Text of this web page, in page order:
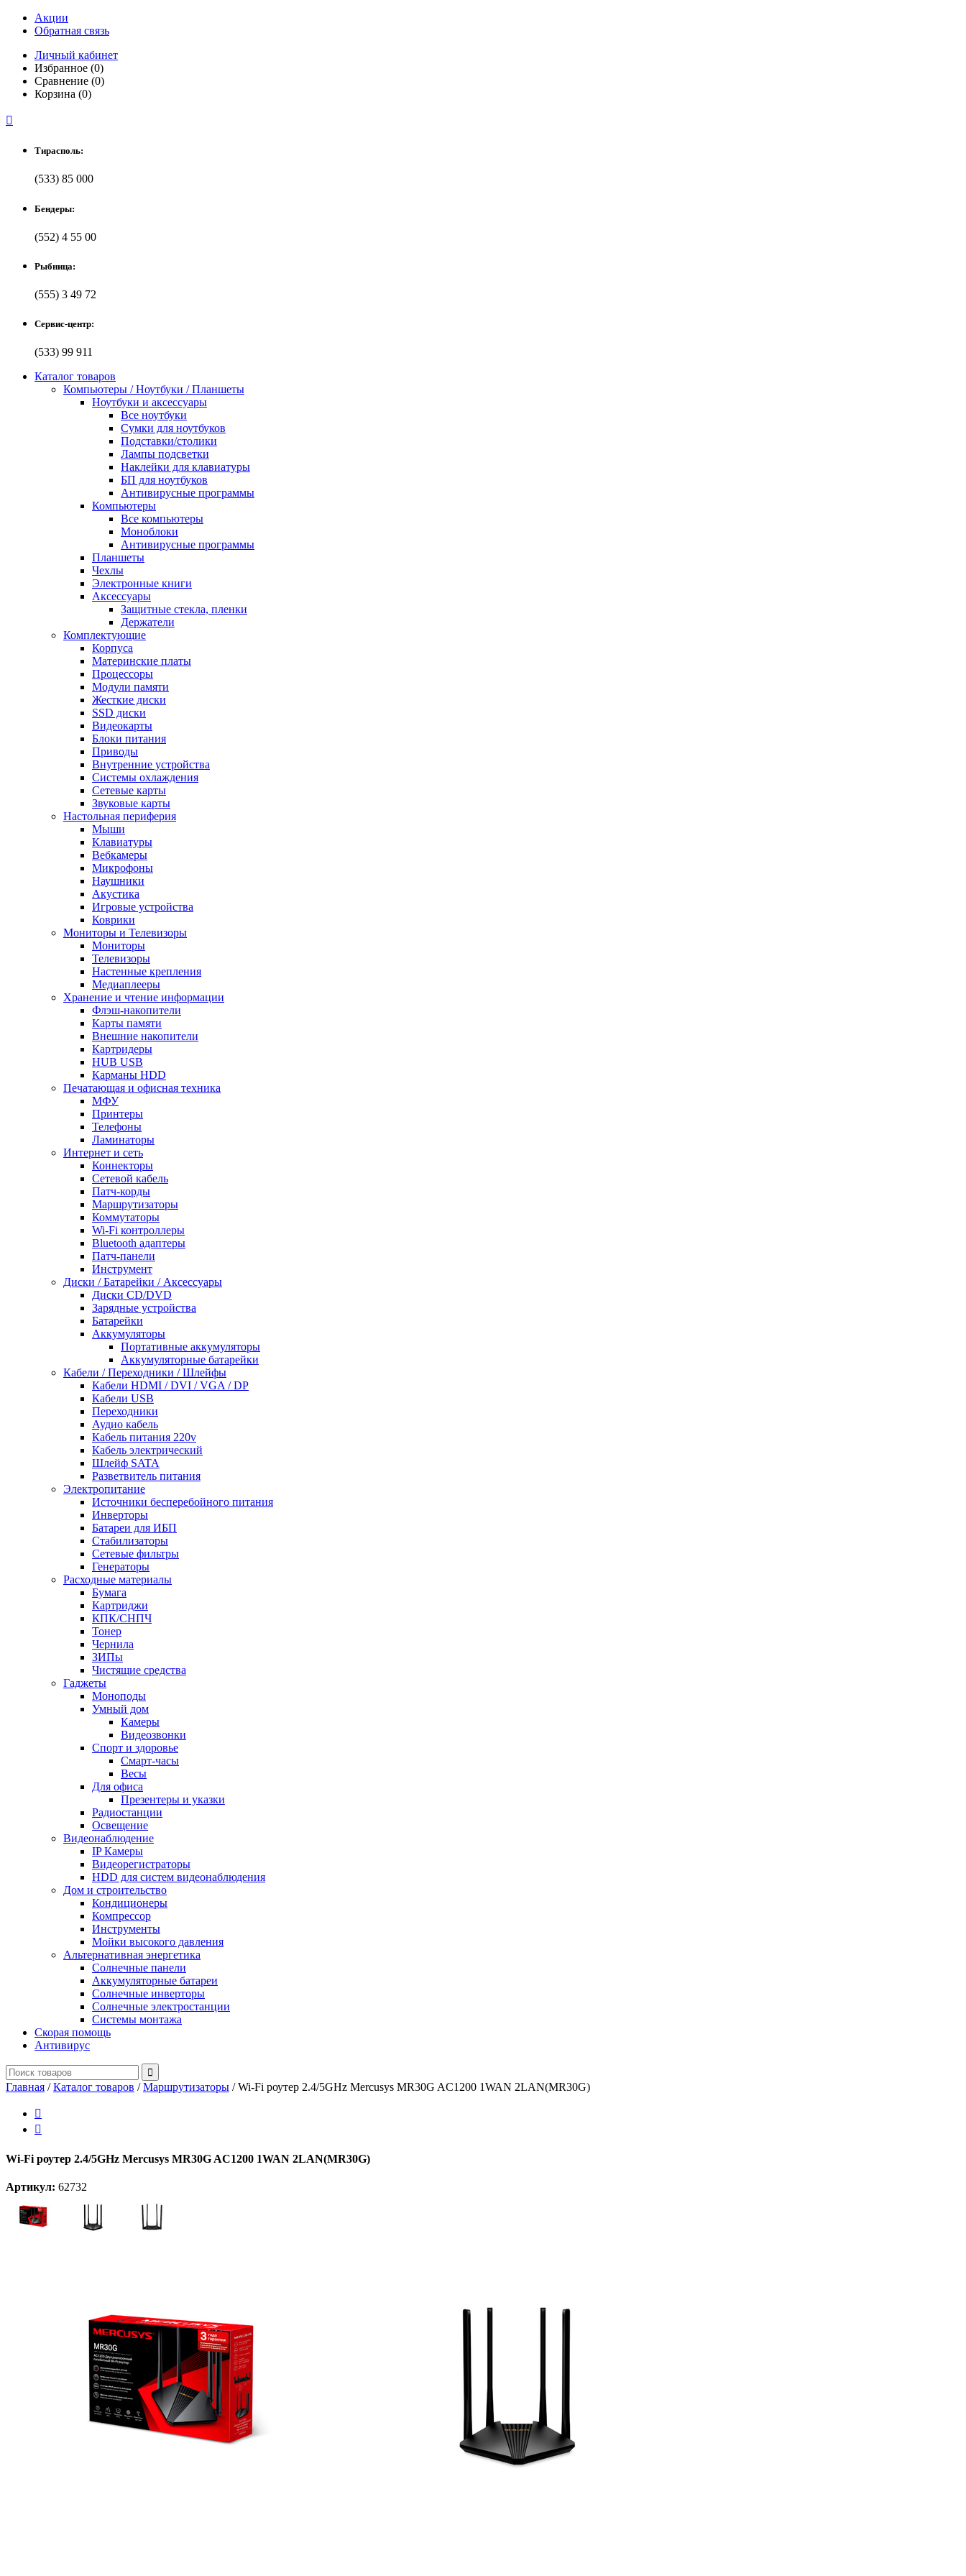
Акции
Обратная связь
Личный кабинет
Избранное (0)
Сравнение (0)
Корзина (0)

Тирасполь:
(533) 85 000
Бендеры:
(552) 4 55 00
Рыбница:
(555) 3 49 72
Сервис-центр:
(533) 99 911
Каталог товаров
Компьютеры / Ноутбуки / Планшеты
Ноутбуки и аксессуары
Все ноутбуки
Сумки для ноутбуков
Подставки/столики
Лампы подсветки
Наклейки для клавиатуры
БП для ноутбуков
Антивирусные программы
Компьютеры
Все компьютеры
Моноблоки
Антивирусные программы
Планшеты
Чехлы
Электронные книги
Аксессуары
Защитные стекла, пленки
Держатели
Комплектующие
Корпуса
Материнские платы
Процессоры
Модули памяти
Жесткие диски
SSD диски
Видеокарты
Блоки питания
Приводы
Внутренние устройства
Системы охлаждения
Сетевые карты
Звуковые карты
Настольная периферия
Мыши
Клавиатуры
Вебкамеры
Микрофоны
Наушники
Акустика
Игровые устройства
Коврики
Мониторы и Телевизоры
Мониторы
Телевизоры
Настенные крепления
Медиаплееры
Хранение и чтение информации
Флэш-накопители
Карты памяти
Внешние накопители
Картридеры
HUB USB
Карманы HDD
Печатающая и офисная техника
МФУ
Принтеры
Телефоны
Ламинаторы
Интернет и сеть
Коннекторы
Сетевой кабель
Патч-корды
Маршрутизаторы
Коммутаторы
Wi-Fi контроллеры
Bluetooth адаптеры
Патч-панели
Инструмент
Диски / Батарейки / Аксессуары
Диски CD/DVD
Зарядные устройства
Батарейки
Аккумуляторы
Портативные аккумуляторы
Аккумуляторные батарейки
Кабели / Переходники / Шлейфы
Кабели HDMI / DVI / VGA / DP
Кабели USB
Переходники
Аудио кабель
Кабель питания 220v
Кабель электрический
Шлейф SATA
Разветвитель питания
Электропитание
Источники бесперебойного питания
Инверторы
Батареи для ИБП
Стабилизаторы
Сетевые фильтры
Генераторы
Расходные материалы
Бумага
Картриджи
КПК/СНПЧ
Тонер
Чернила
ЗИПы
Чистящие средства
Гаджеты
Моноподы
Умный дом
Камеры
Видеозвонки
Спорт и здоровье
Смарт-часы
Весы
Для офиса
Презентеры и указки
Радиостанции
Освещение
Видеонаблюдение
IP Камеры
Видеорегистраторы
HDD для систем видеонаблюдения
Дом и строительство
Кондиционеры
Компрессор
Инструменты
Мойки высокого давления
Альтернативная энергетика
Солнечные панели
Аккумуляторные батареи
Солнечные инверторы
Солнечные электростанции
Системы монтажа
Скорая помощь
Антивирус
Главная /Каталог товаров /Маршрутизаторы /Wi-Fi роутер 2.4/5GHz Mercusys MR30G AC1200 1WAN 2LAN(MR30G)


Wi-Fi роутер 2.4/5GHz Mercusys MR30G AC1200 1WAN 2LAN(MR30G)
Артикул: 62732